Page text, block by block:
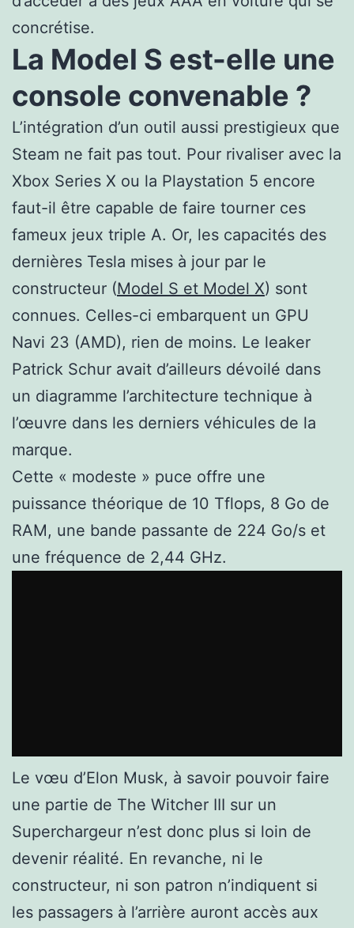
concrétise.
La Model S est-elle une
console convenable ?
L’intégration d’un outil aussi prestigieux que
Steam ne fait pas tout. Pour rivaliser avec la
Xbox Series X ou la Playstation 5 encore
faut-il être capable de faire tourner ces
fameux jeux triple A. Or, les capacités des
dernières Tesla mises à jour par le
constructeur (Model S et Model X) sont
connues. Celles-ci embarquent un GPU
Navi 23 (AMD), rien de moins. Le leaker
Patrick Schur avait d’ailleurs dévoilé dans
un diagramme l’architecture technique à
l’œuvre dans les derniers véhicules de la
marque.
Cette « modeste » puce offre une
puissance théorique de 10 Tflops, 8 Go de
RAM, une bande passante de 224 Go/s et
une fréquence de 2,44 GHz.
Le vœu d’Elon Musk, à savoir pouvoir faire
une partie de The Witcher III sur un
Superchargeur n’est donc plus si loin de
devenir réalité. En revanche, ni le
constructeur, ni son patron n’indiquent si
les passagers à l’arrière auront accès aux